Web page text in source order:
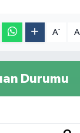
A- A
Durumu